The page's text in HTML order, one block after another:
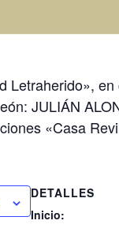
Letraherido»,
JULIÁN
«Casa
DETALLES
Inicio: